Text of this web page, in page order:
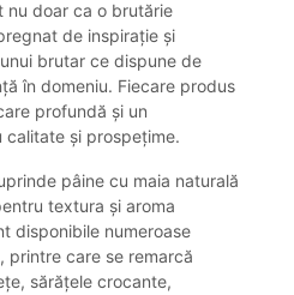
nu doar ca o brutărie
de inspirație și
brutar ce dispune de
în domeniu. Fiecare produs
profundă și un
și prospețime.
pâine cu maia naturală
textura și aroma
disponibile numeroase
printre care se remarcă
sărățele crocante,